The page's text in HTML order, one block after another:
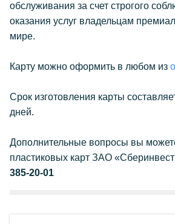
обслуживания за счет строгого
оказания услуг владельцам
мире.
Карту можно оформить в любом из
Срок изготовления карты
дней.
Дополнительные вопросы вы
пластиковых карт ЗАО
385-20-01